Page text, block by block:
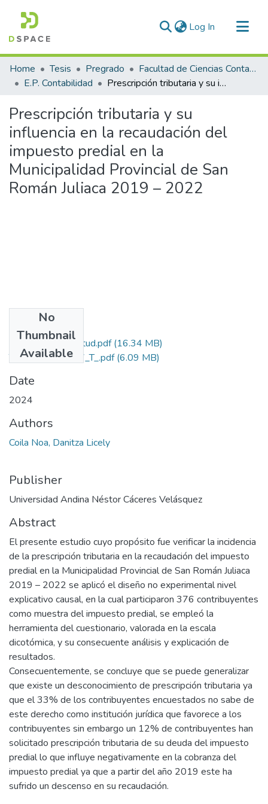
Log In (current)
Communities & Collections
All of DSpace
Home Tesis Pregrado
Facultad de Ciencias Contables y Financieras
E.P. Contabilidad
Prescripción tributaria y su influencia en la recaudación del impuesto predial en la Municipalidad Provincial de San Román Juliaca 2019 – 2022
Prescripción tributaria y su
influencia en la recaudación del
impuesto predial en la
Municipalidad Provincial de San
Román Juliaca 2019 – 2022
No
Thumbnail
Available
Grado de Similitud.pdf(16.34 MB)
T036_70940637_T_.pdf(6.09 MB)
Date
2024
Authors
Coila Noa, Danitza Licely
Publisher
Universidad Andina Néstor Cáceres Velásquez
Abstract
El presente estudio cuyo propósito fue verificar la incidencia
de la prescripción tributaria en la recaudación del impuesto
predial en la Municipalidad Provincial de San Román Juliaca
2019 – 2022 se aplicó el diseño no experimental nivel
explicativo causal, en la cual participaron 376 contribuyentes
como muestra del impuesto predial, se empleó la
herramienta del cuestionario, valorada en la escala
dicotómica, y su consecuente análisis y explicación de
resultados.
Consecuentemente, se concluye que se puede generalizar
que existe un desconocimiento de prescripción tributaria ya
que el 33% de los contribuyentes encuestados no sabe de
este derecho como institución jurídica que favorece a los
contribuyentes sin embargo un 12% de contribuyentes han
solicitado prescripción tributaria de su deuda del impuesto
predial lo que influye negativamente en la cobranza del
impuesto predial ya que a partir del año 2019 este ha
sufrido un descenso en su recaudación.